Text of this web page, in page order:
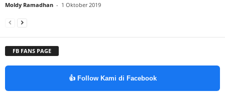
Moldy Ramadhan - 1 Oktober 2019
FB FANS PAGE
👍 Follow Kami di Facebook